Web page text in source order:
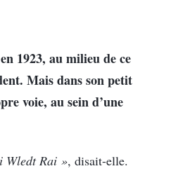
1923, au milieu de ce
Mais dans son petit
voie, au sein d’une
Wledt Rai », disait-elle.